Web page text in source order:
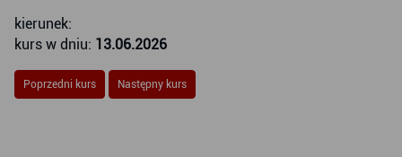
kierunek:
kurs w dniu: 13.06.2026
Poprzedni kurs Następny kurs